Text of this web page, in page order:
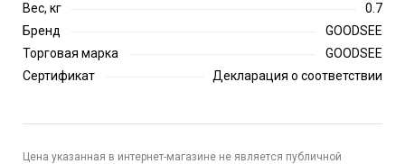
Вес, кг
0.7
Бренд
GOODSEE
Торговая марка
GOODSEE
Сертификат
Декларация о соответствии
Цена указанная в интернет-магазине не является публичной